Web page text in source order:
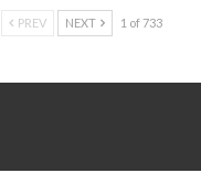
PREV NEXT 1 of 733